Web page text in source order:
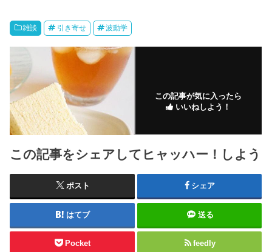
雑談 引き寄せ 波動学
この記事が気に入ったら
いいねしよう！
この記事をシェアしてヒャッハー！しよう
ポスト シェア
はてブ 送る
Pocket feedly